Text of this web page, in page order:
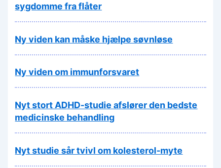
sygdomme fra flåter
Ny viden kan måske hjælpe søvnløse
Ny viden om immunforsvaret
Nyt stort ADHD-studie afslører den bedste
medicinske behandling
Nyt studie sår tvivl om kolesterol-myte